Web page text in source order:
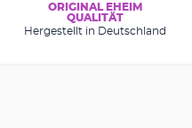
ORIGINAL EHEIM
QUALITÄT
Hergestellt in Deutschland